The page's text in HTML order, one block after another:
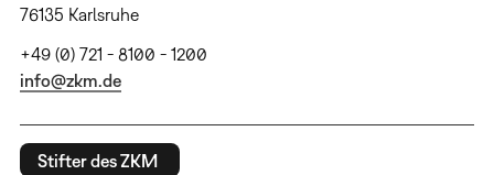
76135 Karlsruhe
+49 (0) 721 - 8100 - 1200
info@zkm.de
Stifter des ZKM